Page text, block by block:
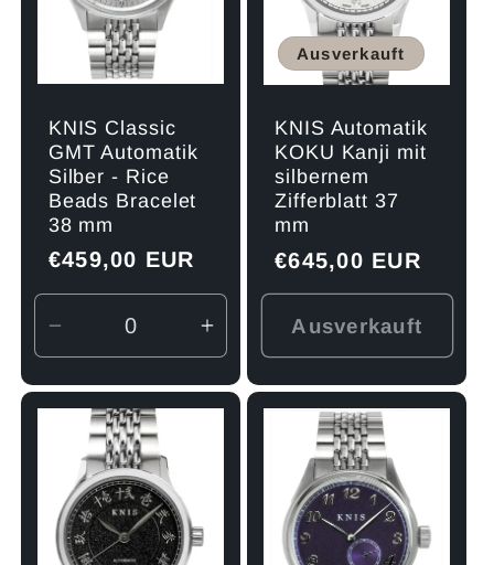
KNIS Classic
GMT Automatik
Silber - Rice
Beads Bracelet
38 mm
Normaler
Preis
€459,00 EUR
Verringere
die
Menge
Default
Title
Erhöhe
die
Menge
Ausverkauft
KNIS Automatik
KOKU Kanji mit
silbernem
Zifferblatt 37
mm
Normaler
Preis
€645,00 EUR
Ausverkauft